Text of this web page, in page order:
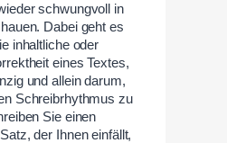
schwungvoll in
Dabei geht es
inhaltliche oder
eines Textes,
und allein darum,
Schreibrhythmus zu
Sie einen
der Ihnen einfällt,